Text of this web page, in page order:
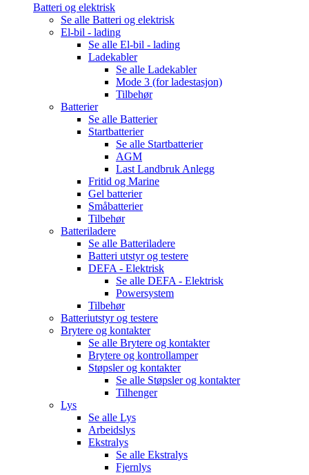
Batteri og elektrisk
Se alle Batteri og elektrisk
El-bil - lading
Se alle El-bil - lading
Ladekabler
Se alle Ladekabler
Mode 3 (for ladestasjon)
Tilbehør
Batterier
Se alle Batterier
Startbatterier
Se alle Startbatterier
AGM
Last Landbruk Anlegg
Fritid og Marine
Gel batterier
Småbatterier
Tilbehør
Batteriladere
Se alle Batteriladere
Batteri utstyr og testere
DEFA - Elektrisk
Se alle DEFA - Elektrisk
Powersystem
Tilbehør
Batteriutstyr og testere
Brytere og kontakter
Se alle Brytere og kontakter
Brytere og kontrollamper
Støpsler og kontakter
Se alle Støpsler og kontakter
Tilhenger
Lys
Se alle Lys
Arbeidslys
Ekstralys
Se alle Ekstralys
Fjernlys